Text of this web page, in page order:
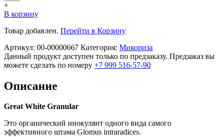
+
В корзину
Товар добавлен. Перейти в Корзину
Артикул: 00-00000667 Категория: Микориза
Данный продукт доступен только по предзаказу. Предзаказ вы
можете сделать по номеру +7 999 516-57-90
Описание
Great White Granular
Это органический инокулянт одного вида самого
эффективного штама Glomus intraradices.